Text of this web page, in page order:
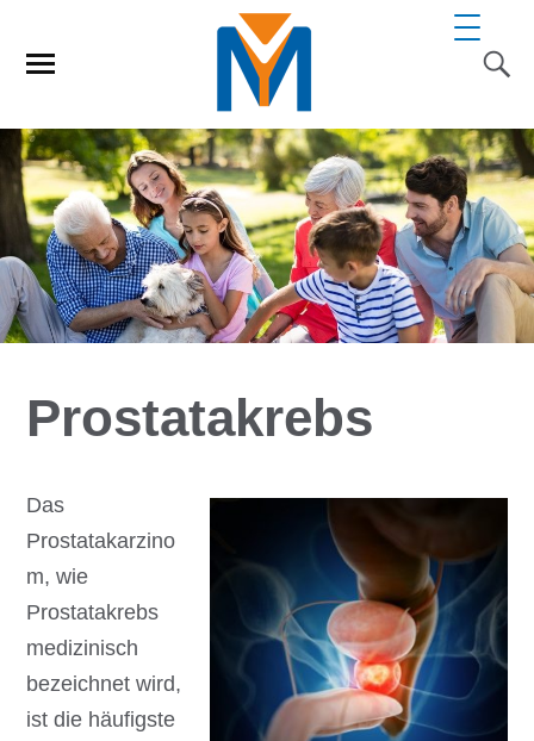
Prostatakrebs
Das
Prostatakarzino
m, wie
Prostatakrebs
medizinisch
bezeichnet wird,
ist die häufigste